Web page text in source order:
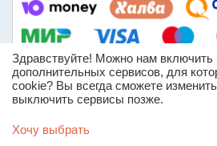
© ООО «Слорос» – продажа
* Информация о количестве товара
характер и может отличаться от
количества товара на складе
Здравствуйте! Можно нам включить
дополнительных сервисов, для
cookie? Вы всегда сможете
выключить сервисы позже.
Хочу выбрать